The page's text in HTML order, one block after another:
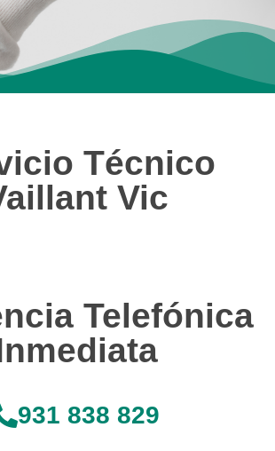
Técnico
Vic
Telefónica
931 838 829